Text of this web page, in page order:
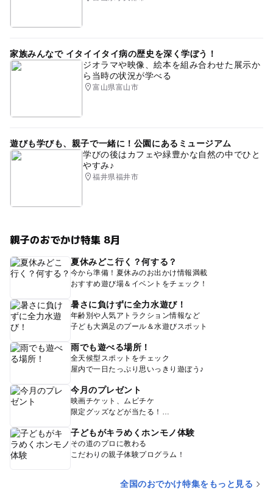
家族みんなで イタイイタイ病の歴史を深く学ぼう！
ジオラマや映像、絵本を組み合わせた展示か
ら当時の状況が学べる
富山県富山市
遊びも学びも、親子で一緒に！公園にあるミュージアム
学びの後はカフェや緑豊かな自然の中でひと
やすみ♪
福井県福井市
親子のおでかけ特集 8月
夏休みどこ行く？何する？
今から準備！夏休みのお出かけ情報満載
おすすめ遊び場＆イベントをチェック！
暑さに負けずに全力水遊び！
年齢別や人気アトラクション情報など
子ども大満足のプール＆水遊びスポット
雨でも遊べる場所！
全天候型スポットをチェック
屋内で一日たっぷり思いっきり遊ぼう♪
今月のプレゼント
映画チケット、ムビチケ
限定グッズなどが当たる！
子どもがキラめくホンモノ体験
その道のプロに教わる
こだわりの親子体験プログラム！
全国のおでかけ特集をもっと見る